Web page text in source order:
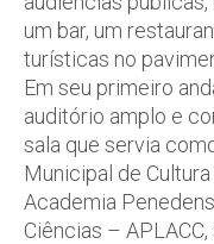
um bar, um
turísticas no
Em seu primeiro
auditório amplo e
sala que servia
Municipal de
Academia
Ciências –